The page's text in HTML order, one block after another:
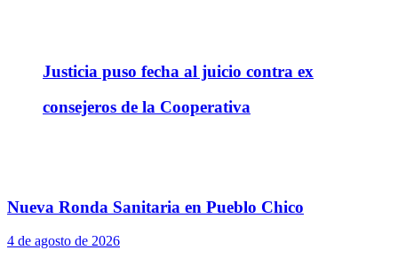
Justicia puso fecha al juicio contra ex
consejeros de la Cooperativa
Nueva Ronda Sanitaria en Pueblo Chico
4 de agosto de 2026